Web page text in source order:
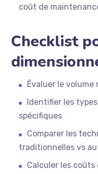
coût de
Checklist
Évaluer le
Identifier les
spécifiques
Comparer les
traditionnelles vs
Calculer les